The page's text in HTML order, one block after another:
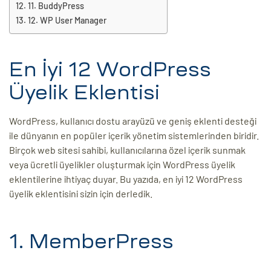
11. BuddyPress
12. WP User Manager
En İyi 12 WordPress
Üyelik Eklentisi
WordPress, kullanıcı dostu arayüzü ve geniş eklenti desteği
ile dünyanın en popüler içerik yönetim sistemlerinden biridir.
Birçok web sitesi sahibi, kullanıcılarına özel içerik sunmak
veya ücretli üyelikler oluşturmak için WordPress üyelik
eklentilerine ihtiyaç duyar. Bu yazıda, en iyi 12 WordPress
üyelik eklentisini sizin için derledik.
1. MemberPress